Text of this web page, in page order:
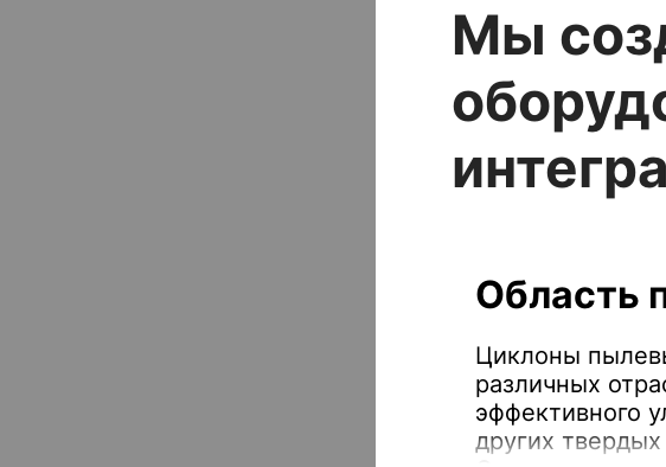
Мы
Область
Циклоны
различных
эффективного
других